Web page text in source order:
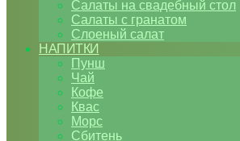
Салаты на свадебный стол
Салаты с гранатом
Слоеный салат
НАПИТКИ
Пунш
Чай
Кофе
Квас
Морс
Сбитень